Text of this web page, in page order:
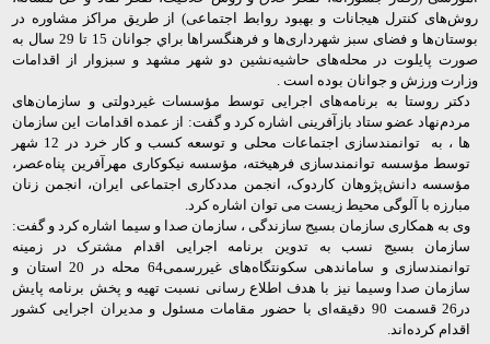
روشهای کنترل هیجانات و بهبود روابط اجتماعی) از طریق مراکز مشاوره در
بوستان‌ها و فضای سبز شهرداری‌ها و فرهنگسراها براي جوانان 15 تا 29 سال
به
صورت پایلوت در محله‌های حاشیه‌نشین دو شهر مشهد و سبزوار از اقدامات
وزارت ورزش و جوانان بوده است .
دکتر روستا به برنامه‌های اجرایی توسط مؤسسات غیردولتی و سازمان‌های
مردم‌نهاد عضو ستاد بازآفرینی اشاره کرد و گفت: از عمده اقدامات این سازمان
ها ، به توانمندسازی اجتماعات محلی و توسعه کسب و کار خرد در 12 شهر
توسط مؤسسه توانمندسازی فرهیخته، مؤسسه نیکوکاری مهرآفرین پناه‌عصر،
مؤسسه دانش‌پژوهان کاردوک، انجمن مددکاری اجتماعی ایران، انجمن زنان
مبارزه با آلوگی محیط زیست می توان اشاره کرد.
وی به همکاری سازمان بسیج سازندگی ، سازمان صدا و سیما اشاره کرد و گفت:
سازمان بسیج نسب به تدوین برنامه اجرایی اقدام مشترک در زمینه
توانمند‌سازی و ساماندهی سکونتگاه‌های غیررسمی64 محله در 20 استان و
سازمان صدا وسیما نیز با هدف اطلاع رسانی نسبت تهیه و پخش برنامه پایش
در26 قسمت 90 دقیقه‌ای با حضور مقامات مسئول و مدیران اجرایی کشور
اقدام کرده‌اند.